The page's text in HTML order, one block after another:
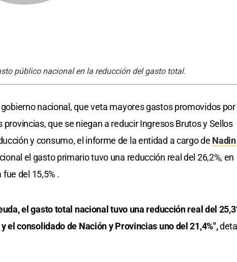
público nacional en la reducción del gasto total.
nacional, que veta mayores gastos promovidos por
que se niegan a reducir Ingresos Brutos y Sellos
y consumo, el informe de la entidad a cargo de Nadin
el gasto primario tuvo una reducción real del 26,2%, en
del 15,5% .
el gasto total nacional tuvo una reducción real del
el consolidado de Nación y Provincias uno del 21,4%",